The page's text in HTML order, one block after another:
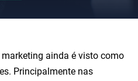
ainda é visto como
Principalmente nas